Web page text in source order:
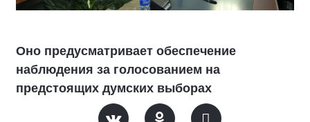
Оно предусматривает обеспечение
наблюдения за голосованием на
предстоящих думских выборах